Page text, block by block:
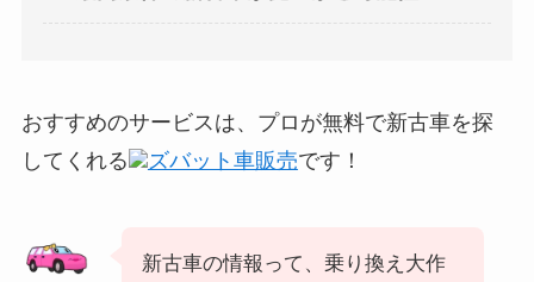
おすすめのサービスは、プロが無料で新古車を探
してくれる
ズバット車販売です！
新古車の情報って、乗り換え大作